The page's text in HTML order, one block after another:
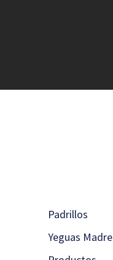
Padrillos
Yeguas Madre